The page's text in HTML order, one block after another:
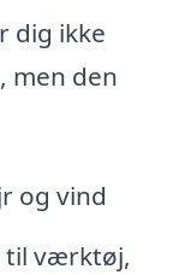
dig ikke
men den
og vind
til værktøj,